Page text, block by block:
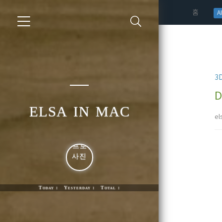
홈 AI
elsa in mac
Today : Yesterday : Total :